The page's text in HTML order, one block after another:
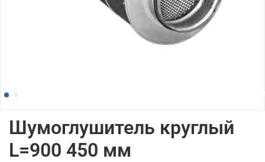
Шумоглушитель круглый
L=900 450 мм